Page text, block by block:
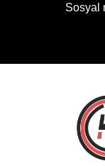
Sosyal